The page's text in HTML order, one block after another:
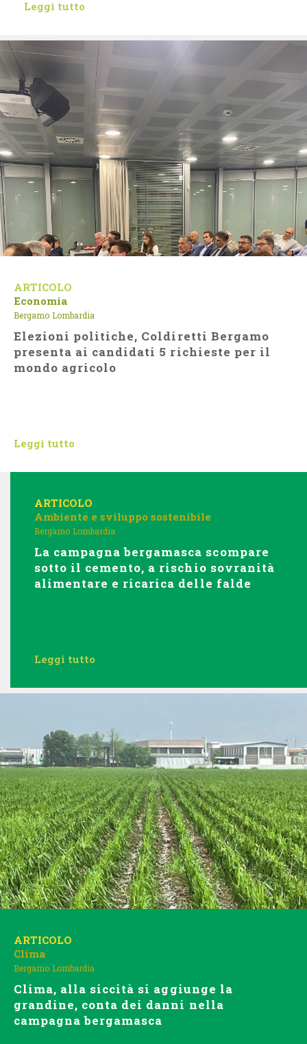
Leggi tutto
ARTICOLO
Economia
Bergamo Lombardia
Elezioni politiche, Coldiretti Bergamo
presenta ai candidati 5 richieste per il
mondo agricolo
Leggi tutto
ARTICOLO
Ambiente e sviluppo sostenibile
Bergamo Lombardia
La campagna bergamasca scompare
sotto il cemento, a rischio sovranità
alimentare e ricarica delle falde
Leggi tutto
ARTICOLO
Clima
Bergamo Lombardia
Clima, alla siccità si aggiunge la
grandine, conta dei danni nella
campagna bergamasca